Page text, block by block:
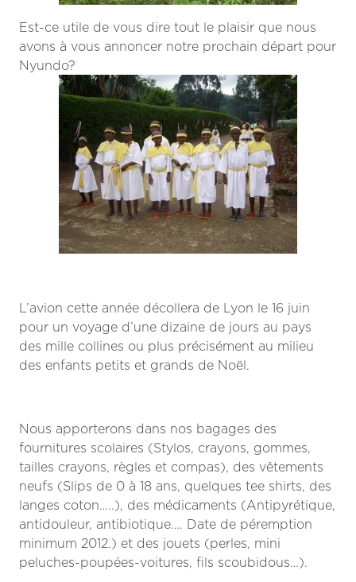
Est-ce utile de vous dire tout le plaisir que nous
avons à vous annoncer notre prochain départ pour
Nyundo?
L’avion cette année décollera de Lyon le 16 juin
pour un voyage d’une dizaine de jours au pays
des mille collines ou plus précisément au milieu
des enfants petits et grands de Noël.
Nous apporterons dans nos bagages des
fournitures scolaires (Stylos, crayons, gommes,
tailles crayons, règles et compas), des vêtements
neufs (Slips de 0 à 18 ans, quelques tee shirts, des
langes coton…..), des médicaments (Antipyrétique,
antidouleur, antibiotique…. Date de péremption
minimum 2012.) et des jouets (perles, mini
peluches-poupées-voitures, fils scoubidous…).